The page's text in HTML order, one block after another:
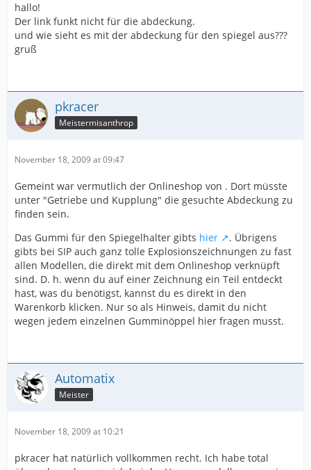
hallo!
Der link funkt nicht für die abdeckung.
und wie sieht es mit der abdeckung für den spiegel aus???
gruß
pkracer
Meistermisanthrop
November 18, 2009 at 09:47
Gemeint war vermutlich der Onlineshop von . Dort müsste
unter "Getriebe und Kupplung" die gesuchte Abdeckung zu
finden sein.
Das Gummi für den Spiegelhalter gibts hier
. Übrigens
gibts bei SIP auch ganz tolle Explosionszeichnungen zu fast
allen Modellen, die direkt mit dem Onlineshop verknüpft
sind. D. h. wenn du auf einer Zeichnung ein Teil entdeckt
hast, was du benötigst, kannst du es direkt in den
Warenkorb klicken. Nur so als Hinweis, damit du nicht
wegen jedem einzelnen Gumminöppel hier fragen musst.
Automatix
Meister
November 18, 2009 at 10:21
pkracer hat natürlich vollkommen recht. Ich habe total